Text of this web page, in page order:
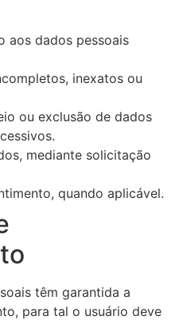
aos dados pessoais
inexatos ou
ou exclusão de dados
mediante solicitação
quando aplicável.
têm garantida a
para tal o usuário deve